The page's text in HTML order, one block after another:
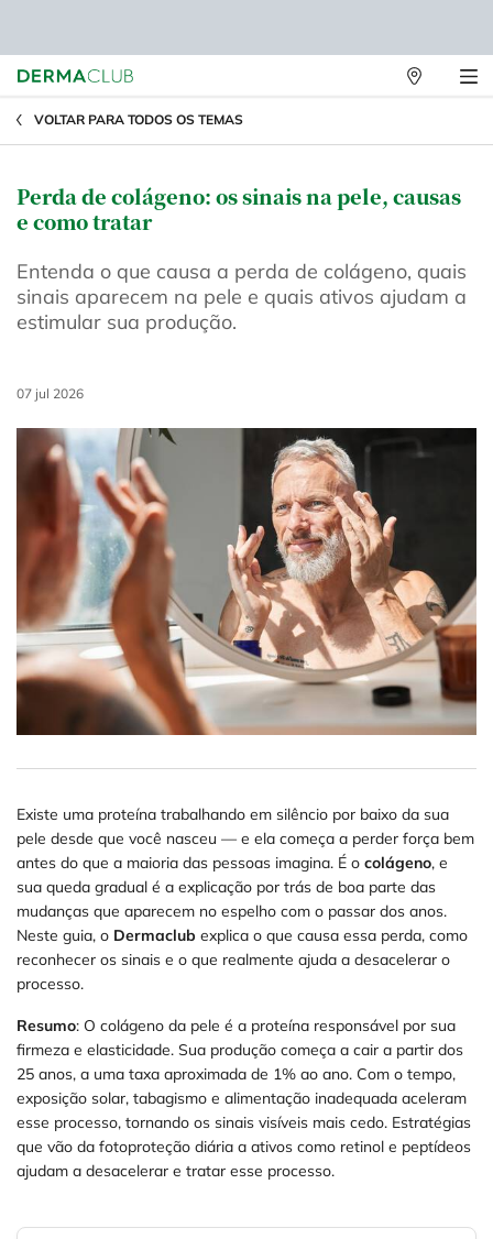
Lojas
VOLTAR PARA TODOS OS TEMAS
Perda de colágeno: os sinais na pele, causas
e como tratar
Entenda o que causa a perda de colágeno, quais
sinais aparecem na pele e quais ativos ajudam a
estimular sua produção.
Creation Date:
07 jul 2026
Update Date:
Existe uma proteína trabalhando em silêncio por baixo da sua
pele desde que você nasceu — e ela começa a perder força bem
antes do que a maioria das pessoas imagina. É o colágeno, e
sua queda gradual é a explicação por trás de boa parte das
mudanças que aparecem no espelho com o passar dos anos.
Neste guia, o Dermaclub explica o que causa essa perda, como
reconhecer os sinais e o que realmente ajuda a desacelerar o
processo.
Resumo: O colágeno da pele é a proteína responsável por sua
firmeza e elasticidade. Sua produção começa a cair a partir dos
25 anos, a uma taxa aproximada de 1% ao ano. Com o tempo,
exposição solar, tabagismo e alimentação inadequada aceleram
esse processo, tornando os sinais visíveis mais cedo. Estratégias
que vão da fotoproteção diária a ativos como retinol e peptídeos
ajudam a desacelerar e tratar esse processo.